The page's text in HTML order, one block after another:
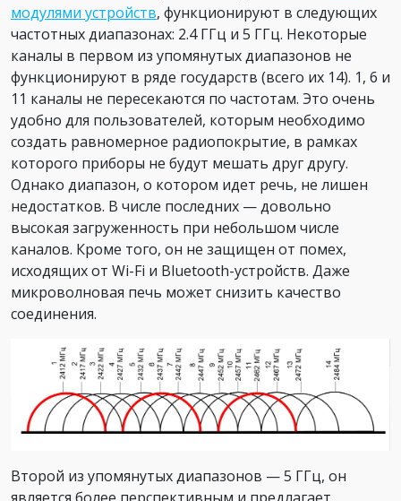
модулями устройств, функционируют в следующих
частотных диапазонах: 2.4 ГГц и 5 ГГц. Некоторые
каналы в первом из упомянутых диапазонов не
функционируют в ряде государств (всего их 14). 1, 6 и
11 каналы не пересекаются по частотам. Это очень
удобно для пользователей, которым необходимо
создать равномерное радиопокрытие, в рамках
которого приборы не будут мешать друг другу.
Однако диапазон, о котором идет речь, не лишен
недостатков. В числе последних — довольно
высокая загруженность при небольшом числе
каналов. Кроме того, он не защищен от помех,
исходящих от Wi-Fi и Bluetooth-устройств. Даже
микроволновая печь может снизить качество
соединения.
Второй из упомянутых диапазонов — 5 ГГц, он